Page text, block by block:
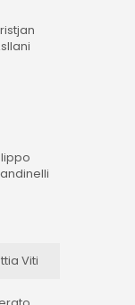
Viti